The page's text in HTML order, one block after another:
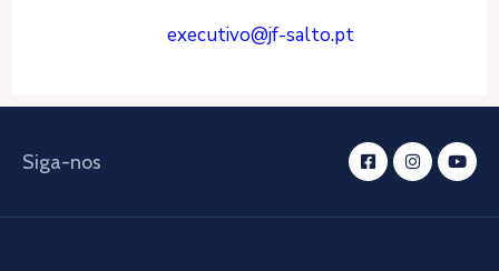
executivo@jf-salto.pt
Siga-nos